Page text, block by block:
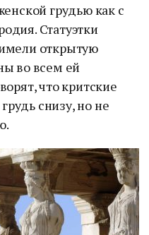
грудью как с
Статуэтки
открытую
во всем ей
что критские
снизу, но не